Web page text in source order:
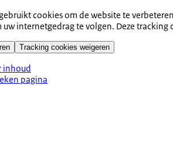
cookies om de website te
internetgedrag te volgen. Deze tracking
Tracking cookies weigeren
inhoud
pagina